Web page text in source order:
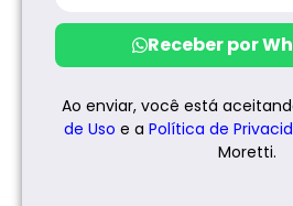
Receber por
Ao enviar, você está
de Uso e a Política de
Moretti.